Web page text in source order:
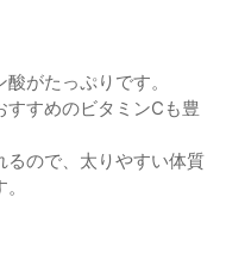
がたっぷりです。
すすめのビタミンCも豊
るので、太りやすい体質